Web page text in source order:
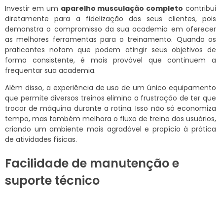
Investir em um aparelho musculação completo contribui
diretamente para a fidelização dos seus clientes, pois
demonstra o compromisso da sua academia em oferecer
as melhores ferramentas para o treinamento. Quando os
praticantes notam que podem atingir seus objetivos de
forma consistente, é mais provável que continuem a
frequentar sua academia.
Além disso, a experiência de uso de um único equipamento
que permite diversos treinos elimina a frustração de ter que
trocar de máquina durante a rotina. Isso não só economiza
tempo, mas também melhora o fluxo de treino dos usuários,
criando um ambiente mais agradável e propício à prática
de atividades físicas.
Facilidade de manutenção e
suporte técnico